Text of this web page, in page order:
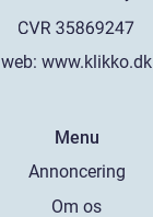
web: www.klikko.dk
Menu
Annoncering
Om os